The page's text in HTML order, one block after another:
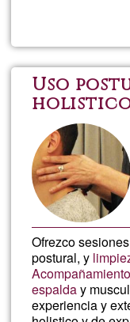
Uso
Ofrezco
postural, y
Acompañamiento
espalday
experiencia y